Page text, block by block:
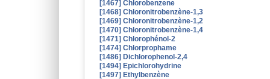
[1467] Chlorobenzene
[1468] Chloronitrobenzène-1,3
[1469] Chloronitrobenzène-1,2
[1470] Chloronitrobenzène-1,4
[1471] Chlorophénol-2
[1474] Chlorprophame
[1486] Dichlorophenol-2,4
[1494] Epichlorohydrine
[1497] Ethylbenzène